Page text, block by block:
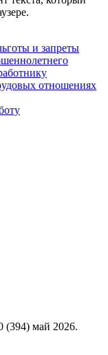
и запреты
отношениях
(394) май 2026.